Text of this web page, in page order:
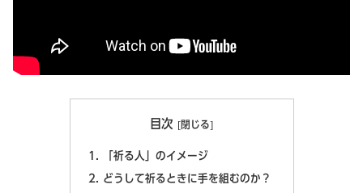
目次
「祈る人」のイメージ
どうして祈るときに手を組むのか？